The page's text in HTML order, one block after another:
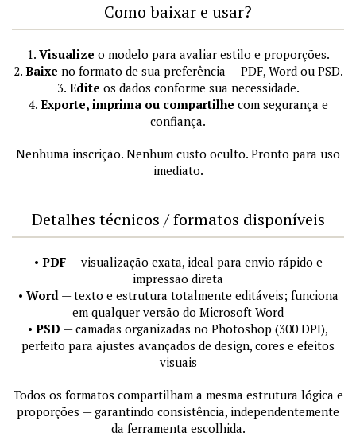
Como baixar e usar?
1. Visualize o modelo para avaliar estilo e proporções.
2. Baixe no formato de sua preferência — PDF, Word ou PSD.
3. Edite os dados conforme sua necessidade.
4. Exporte, imprima ou compartilhe com segurança e
confiança.
Nenhuma inscrição. Nenhum custo oculto. Pronto para uso
imediato.
Detalhes técnicos / formatos disponíveis
• PDF— visualização exata, ideal para envio rápido e
impressão direta
• Word— texto e estrutura totalmente editáveis; funciona
em qualquer versão do Microsoft Word
• PSD — camadas organizadas no Photoshop (300 DPI),
perfeito para ajustes avançados de design, cores e efeitos
visuais
Todos os formatos compartilham a mesma estrutura lógica e
proporções — garantindo consistência, independentemente
da ferramenta escolhida.